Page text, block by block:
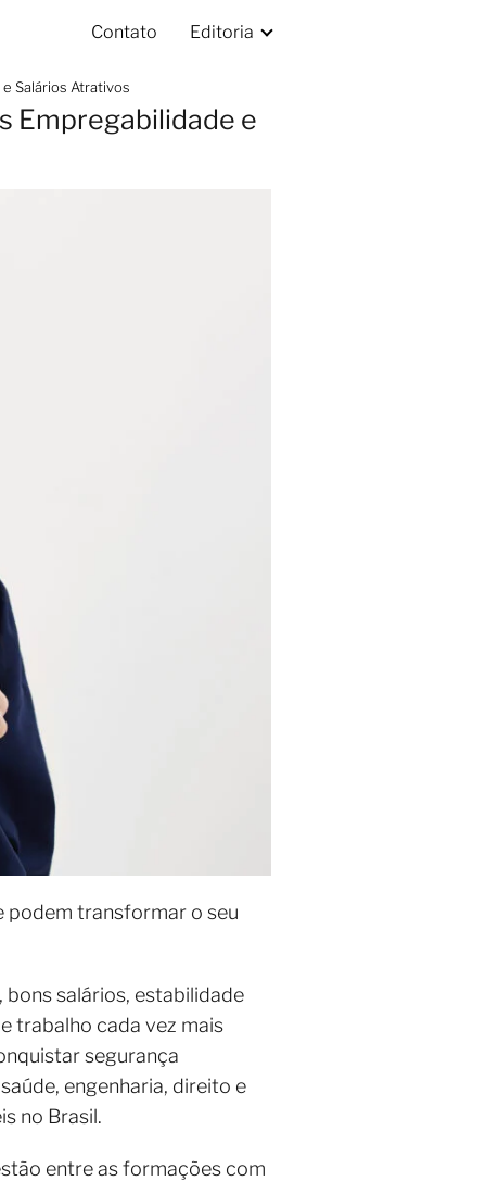
Contato Editoria
Salários Atrativos
Empregabilidade e
podem transformar o seu
salários, estabilidade
trabalho cada vez mais
segurança
engenharia, direito e
no Brasil.
entre as formações com